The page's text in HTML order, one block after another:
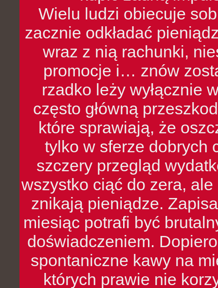
Wielu ludzi obiecuje
zacznie odkładać
wraz z nią rachunki,
promocje i… znów
rzadko leży wyłącznie
często główną
które sprawiają, że
tylko w sferze dobrych
szczery przegląd
wszystko ciąć do zera,
znikają pieniądze.
miesiąc potrafi być
doświadczeniem.
spontaniczne kawy na
których prawie nie